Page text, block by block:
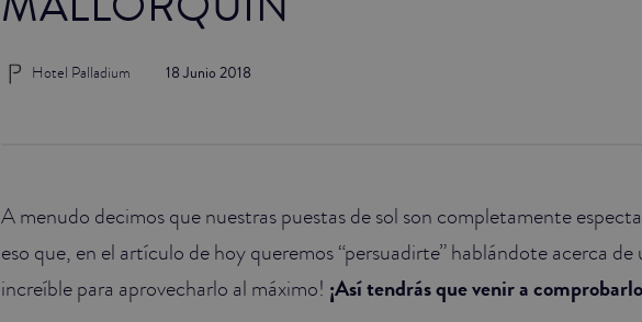
18 Junio 2018
Hotel Palladium
A menudo decimos que nuestras puestas de sol son completamente
eso que, en el artículo de hoy queremos “persuadirte” hablándote acerca
increíble para aprovecharlo al máximo! ¡Así tendrás que venir a